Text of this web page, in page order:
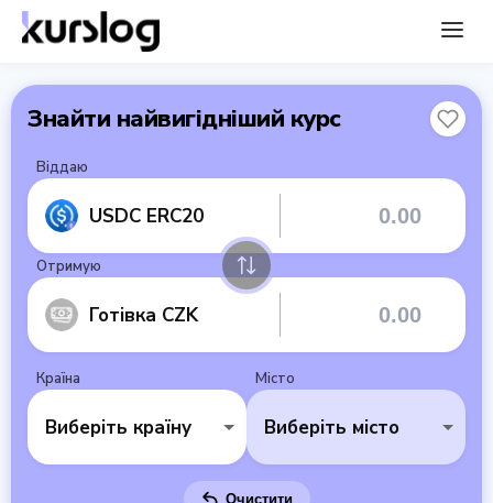
Знайти найвигідніший курс
Віддаю
USDC ERC20
Отримую
Готівка CZK
Країна
Виберіть країну
Місто
Виберіть місто
Очистити